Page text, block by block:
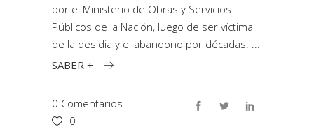
por el Ministerio de Obras y Servicios
Públicos de la Nación, luego de ser víctima
de la desidia y el abandono por décadas.
SABER +
0 Comentarios
0